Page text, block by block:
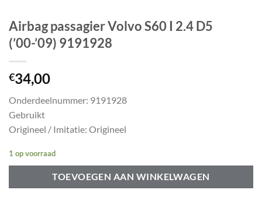
Airbag passagier Volvo S60 I 2.4 D5
(’00-’09) 9191928
€34,00
Onderdeelnummer: 9191928
Gebruikt
Origineel / Imitatie: Origineel
1 op voorraad
TOEVOEGEN AAN WINKELWAGEN